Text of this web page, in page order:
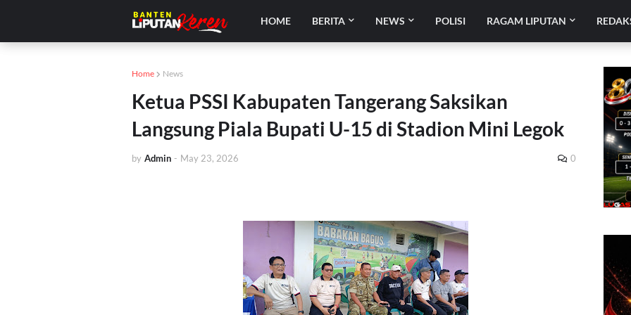
HOME BERITA NEWS POLISI RAGAM LIPUTAN
Home News
Ketua PSSI Kabupaten Tangerang Saksikan
Langsung Piala Bupati U-15 di Stadion Mini Legok
by Admin - May 23, 2026 0